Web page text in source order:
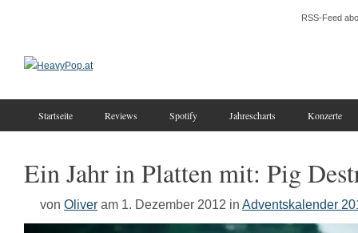
RSS-Feed
Startseite Reviews Spotify Jahrescharts Konzerte
Ein Jahr in Platten mit: Pig
von Oliver am 1. Dezember 2012 in Adventskalender